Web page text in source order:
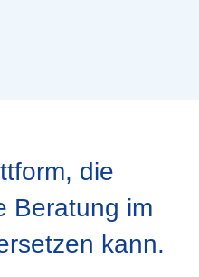
die
Beratung im
kann.